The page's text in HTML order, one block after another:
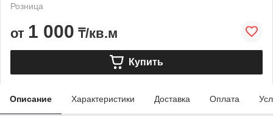
Розница
от 1 000 ₸/кв.м
Купить
Описание Характеристики Доставка Оплата